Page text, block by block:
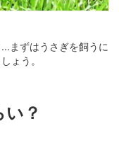
まずはうさぎを飼うに
ょう。
？